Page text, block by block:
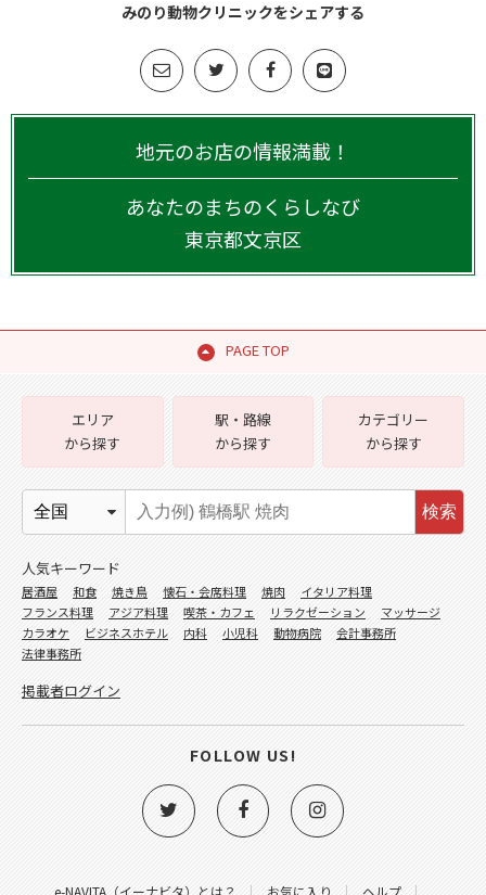
みのり動物クリニックをシェアする
地元のお店の情報満載！
あなたのまちのくらしなび
東京都文京区
PAGE TOP
e-NAVITA（イーナビタ）とは？ お気に入り ヘルプ
エリア
から探す
駅・路線
から探す
カテゴリー
から探す
検索
人気キーワード
居酒屋 和食 焼き鳥 懐石・会席料理 焼肉
イタリア料理
フランス料理
アジア料理 喫茶・カフェ リラクゼーション
マッサージ
カラオケ
ビジネスホテル 内科 小児科 動物病院
会計事務所
法律事務所
掲載者ログイン
FOLLOW US!